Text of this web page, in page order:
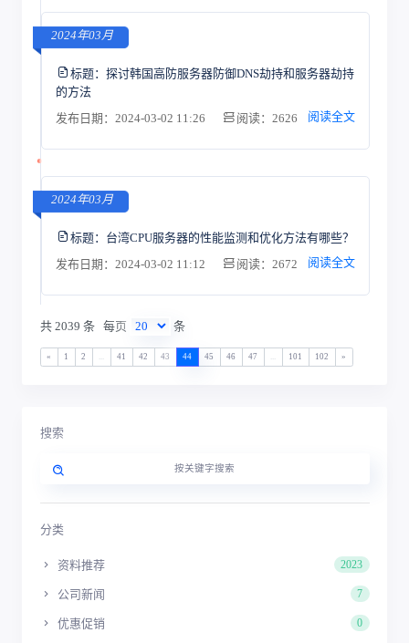
2024年03月
标题： 探讨韩国高防服务器防御DNS劫持和服务器劫持
的方法
发布日期：2024-03-02 11:26
阅读：2626 阅读全文
2024年03月
标题： 台湾CPU服务器的性能监测和优化方法有哪些？
发布日期：2024-03-02 11:12
阅读：2672 阅读全文
共 2039 条 每页 条
« 1 2 41 42 43 44 45 46 47 101 102 »
搜索
分类
资料推荐 2023
公司新闻 7
优惠促销 0